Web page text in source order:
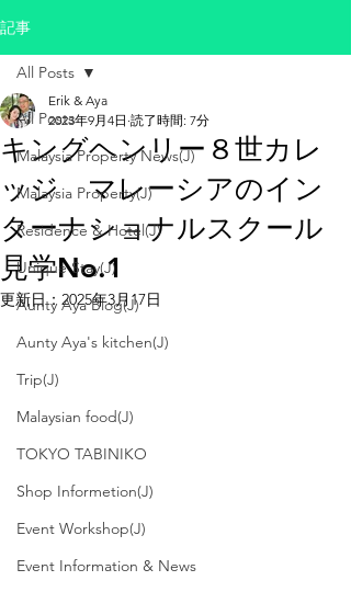
記事
All Posts
Malaysia Property News(J)
Malaysia Property(J)
Residence & Hotel(J)
Unique Stay(J)
Aunty Aya Blog(J)
Aunty Aya's kitchen(J)
Trip(J)
Malaysian food(J)
TOKYO TABINIKO
Shop Informetion(J)
Event Workshop(J)
Event Information & News
All Posts
キングヘンリー８世カレ
ッジ マレーシアのイン
ターナショナルスクール
見学No.1
Erik & Aya
2023年9月4日 読了時間: 7分
更新日： 2025年3月17日